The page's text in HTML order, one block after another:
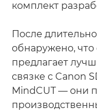
комплект
После
обнаружено,
предлагает
связке с Canon
MindCUT — они